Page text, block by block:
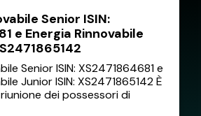
Senior ISIN:
e Energia Rinnovabile
Senior ISIN: XS2471864681 e
Junior ISIN: XS2471865142 È
dei possessori di